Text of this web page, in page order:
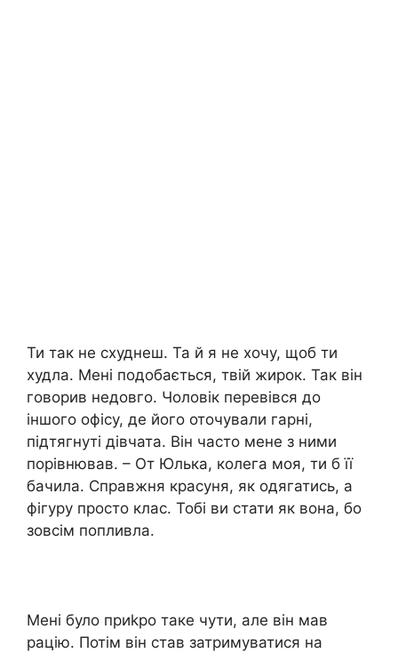
Ти так не схуднеш. Та й я не хочу, щоб ти
худла. Мені подобається, твій жирок. Так він
говорив недовго. Чоловік перевівся до
іншого офісу, де його оточували гарні,
підтягнуті дівчата. Він часто мене з ними
порівнював. – От Юлька, колега моя, ти б її
бачила. Справжня красуня, як одягатись, а
фігуру просто клас. Тобі ви стати як вона, бо
зовсім попливла.
Мені було приkро таке чути, але він мав
рацію. Потім він став затримуватися на